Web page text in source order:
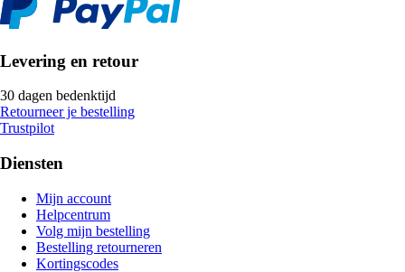
Levering en retour
30 dagen bedenktijd
Retourneer je bestelling
Trustpilot
Diensten
Mijn account
Helpcentrum
Volg mijn bestelling
Bestelling retourneren
Kortingscodes